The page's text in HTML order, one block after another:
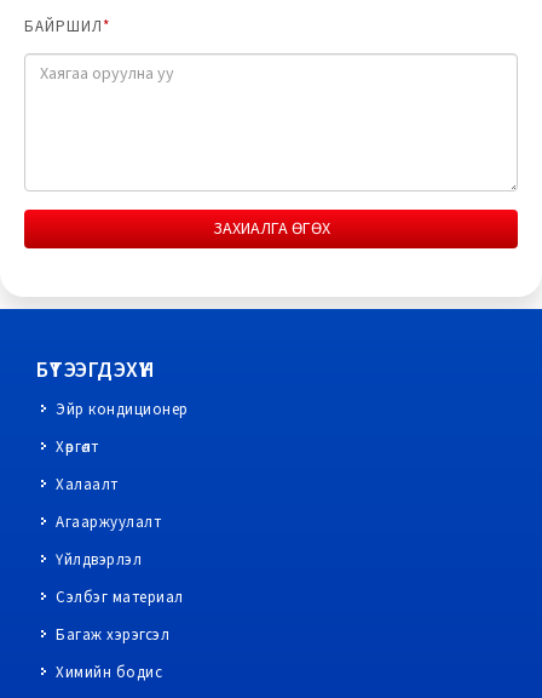
БАЙРШИЛ*
ЗАХИАЛГА ӨГӨХ
БҮТЭЭГДЭХҮҮН
Эйр кондиционер
Хөргөлт
Халаалт
Агааржуулалт
Үйлдвэрлэл
Сэлбэг материал
Багаж хэрэгсэл
Химийн бодис